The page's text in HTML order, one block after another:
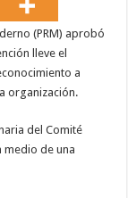
(PRM) aprobó
lleve el
a
organización.
del Comité
medio de una